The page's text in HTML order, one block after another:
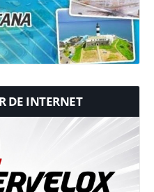
DE INTERNET